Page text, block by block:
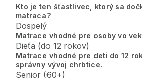
Kto je ten šťastlivec, ktorý sa
matraca?
Dospelý
Matrace vhodné pre osoby vo
Dieťa (do 12 rokov)
Matrace vhodné pre deti do 12
správny vývoj chrbtice.
Senior (60+)